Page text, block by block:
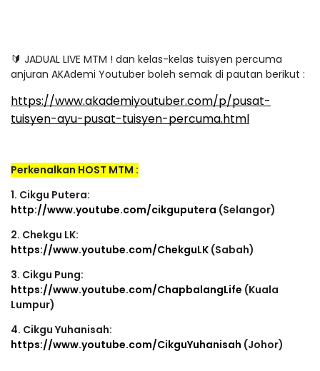
🔰 JADUAL LIVE MTM ! dan kelas-kelas tuisyen percuma
anjuran AKAdemi Youtuber boleh semak di pautan berikut :
https://www.akademiyoutuber.com/p/pusat-
tuisyen-ayu-pusat-tuisyen-percuma.html
Perkenalkan HOST MTM :
1. Cikgu Putera:
http://www.youtube.com/cikguputera (Selangor)
2. Chekgu LK:
https://www.youtube.com/ChekguLK (Sabah)
3. Cikgu Pung:
https://www.youtube.com/ChapbalangLife (Kuala
Lumpur)
4. Cikgu Yuhanisah:
https://www.youtube.com/CikguYuhanisah (Johor)